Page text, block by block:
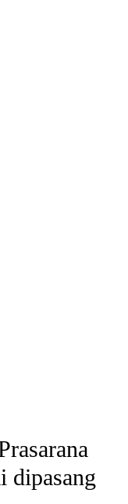
dipasang